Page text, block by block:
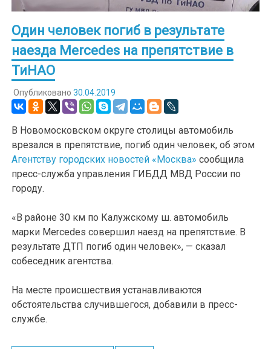
Один человек погиб в результате
наезда Mercedes на препятствие в
ТиНАО
Опубликовано 30.04.2019
В Новомосковском округе столицы автомобиль
врезался в препятствие, погиб один человек, об этом
Агентству городских новостей «Москва» сообщила
пресс-служба управления ГИБДД МВД России по
городу.
«В районе 30 км по Калужскому ш. автомобиль
марки Mercedes совершил наезд на препятствие. В
результате ДТП погиб один человек», — сказал
собеседник агентства.
На месте происшествия устанавливаются
обстоятельства случившегося, добавили в пресс-
службе.